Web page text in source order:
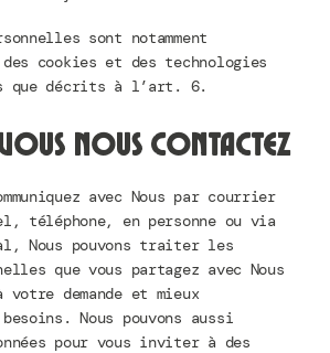
sont notamment
cookies et des technologies
que décrits à l’art. 6.
Nous contactez
avec Nous par courrier
téléphone, en personne ou via
Nous pouvons traiter les
que vous partagez avec Nous
votre demande et mieux
besoins. Nous pouvons aussi
pour vous inviter à des